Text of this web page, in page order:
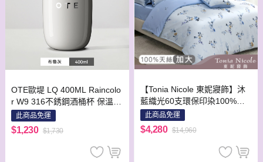
OTE歐堤 LQ 400ML Raincolo
r W9 316不銹鋼酒桶杯 保溫杯
隨行杯 布魯灰
此商品免運
$1,230 $1,730
【Tonia Nicole 東妮寢飾】沐
藍織光60支環保印染100%萊
賽爾天絲兩用被床包組(加大)
此商品免運
$4,280 $14,960